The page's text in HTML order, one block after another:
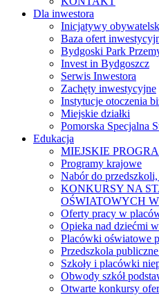
Dla inwestora
Inicjatywy
Baza ofert
Bydgoski Park
Invest in Bydgoszcz
Serwis Inwestora
Zachęty inwestycyjne
Instytucje otoczenia
Miejskie działki
Pomorska Specjalna
Edukacja
MIEJSKIE
Programy krajowe
Nabór do
KONKURSY NA
OŚWIATOWYCH
Oferty pracy w
Opieka nad dziećmi
Placówki oświatowe
Przedszkola
Szkoły i placówki
Obwody szkół
Otwarte konkursy